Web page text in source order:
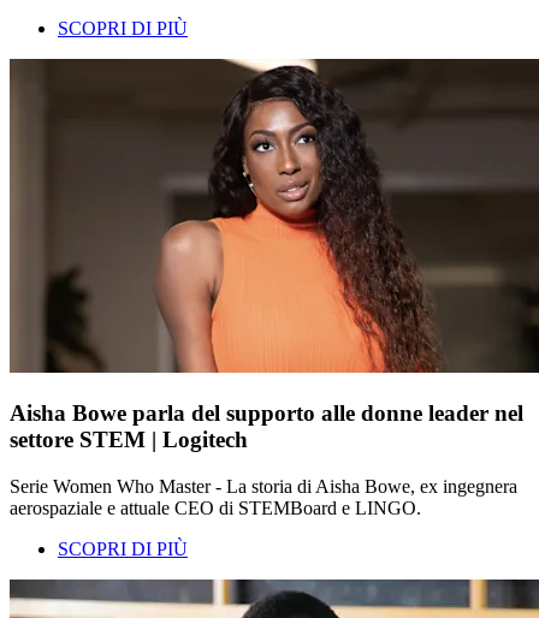
SCOPRI DI PIÙ
Aisha Bowe parla del supporto alle donne leader nel
settore STEM | Logitech
Serie Women Who Master - La storia di Aisha Bowe, ex ingegnera
aerospaziale e attuale CEO di STEMBoard e LINGO.
SCOPRI DI PIÙ